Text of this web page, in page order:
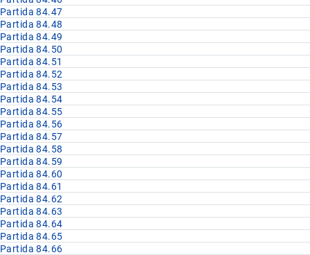
Partida 84.47
Partida 84.48
Partida 84.49
Partida 84.50
Partida 84.51
Partida 84.52
Partida 84.53
Partida 84.54
Partida 84.55
Partida 84.56
Partida 84.57
Partida 84.58
Partida 84.59
Partida 84.60
Partida 84.61
Partida 84.62
Partida 84.63
Partida 84.64
Partida 84.65
Partida 84.66